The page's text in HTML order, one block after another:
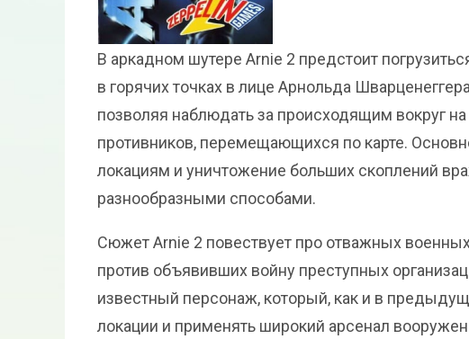
В аркадном шутере Arnie 2 предстоит
в горячих точках в лице Арнольда
позволяя наблюдать за происходящим вокруг
противников, перемещающихся по карте.
локациям и уничтожение больших скоплений
разнообразными способами.
Сюжет Arnie 2 повествует про отважных
против объявивших войну преступных
известный персонаж, который, как и в
локации и применять широкий арсенал